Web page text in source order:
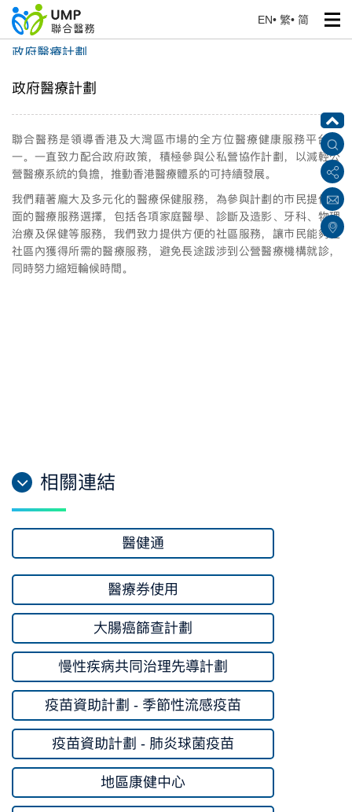
EN• 繁• 简
政府醫療計劃
政府醫療計劃
聯合醫務是領導香港及大灣區市場的全方位醫療健康服務平台之
一。一直致力配合政府政策，積極參與公私營協作計劃，以減輕公
營醫療系統的負擔，推動香港醫療體系的可持續發展。
我們藉著龐大及多元化的醫療保健服務，為參與計劃的市民提供全
面的醫療服務選擇，包括各項家庭醫學、診斷及造影、牙科、物理
治療及保健等服務，我們致力提供方便的社區服務，讓市民能夠在
社區內獲得所需的醫療服務，避免長途跋涉到公營醫療機構就診，
同時努力縮短輪候時間。
相關連結
醫健通
醫療券使用
大腸癌篩查計劃
慢性疾病共同治理先導計劃
疫苗資助計劃 - 季節性流感疫苗
疫苗資助計劃 - 肺炎球菌疫苗
地區康健中心